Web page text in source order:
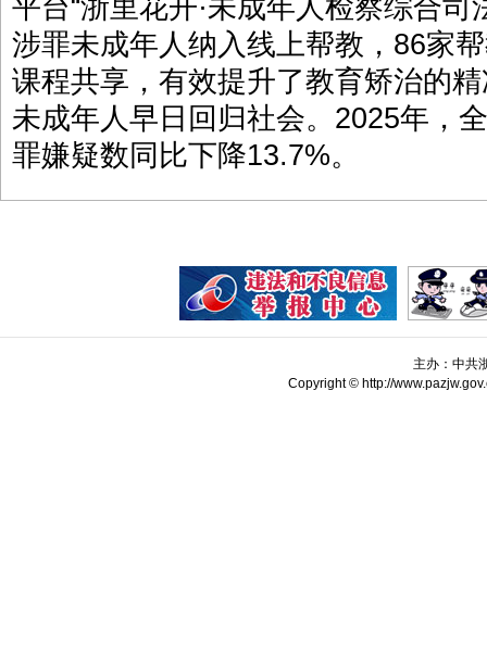
平台“浙里花开·未成年人检察综合
涉罪未成年人纳入线上帮教，86家
课程共享，有效提升了教育矫治的
未成年人早日回归社会。2025年，
罪嫌疑数同比下降13.7%。
主办：中共
Copyright © http://